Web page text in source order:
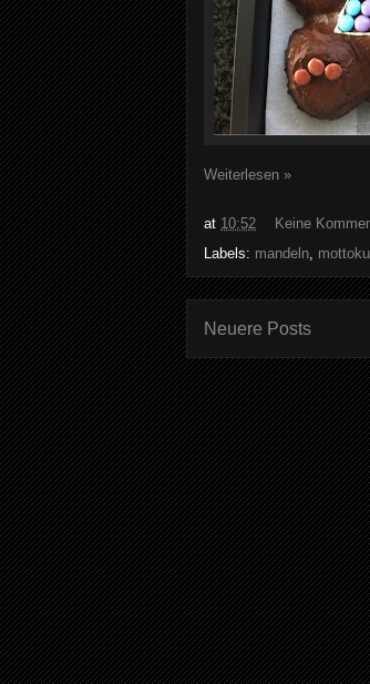
Weiterlesen »
at 10:52
Keine
Labels: mandeln,
Neuere Posts